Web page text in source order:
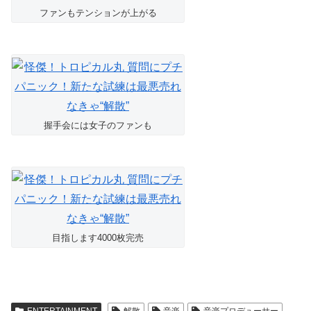
ファンもテンションが上がる
握手会には女子のファンも
目指します4000枚完売